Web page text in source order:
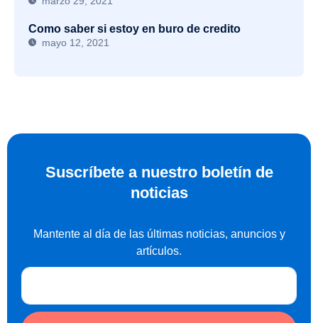
Como saber si estoy en buro de credito
mayo 12, 2021
Suscríbete a nuestro boletín de
noticias
Mantente al día de las últimas noticias, anuncios y
artículos.